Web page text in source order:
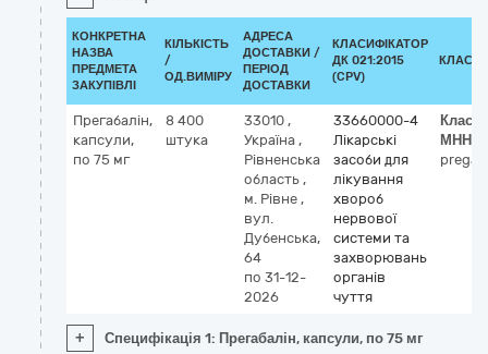
КОНКРЕТНА
НАЗВА
ПРЕДМЕТА
ЗАКУПІВЛІ
КІЛЬКІСТЬ
/
ОД.ВИМІРУ
АДРЕСА
ДОСТАВКИ /
ПЕРІОД
ДОСТАВКИ
КЛАСИФІКАТОР
ДК 021:2015
(CPV)
Прегабалін,
капсули,
по 75 мг
8 400
штука
33010 ,
Україна ,
Рівненська
область ,
м. Рівне ,
вул.
Дубенська,
64
по 31-12-
2026
33660000-4
Лікарські
засоби для
лікування
хвороб
нервової
системи та
захворювань
органів
чуття
МНН
+ Специфікація 1: Прегабалін, капсули, по 75 мг